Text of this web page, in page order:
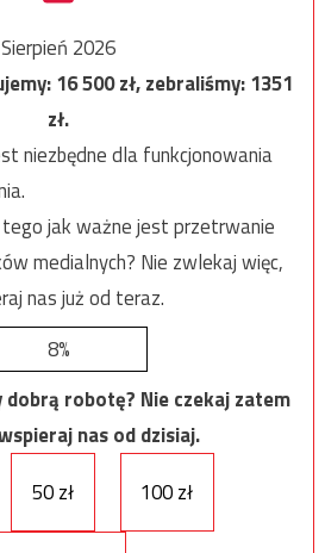
Sierpień 2026
16 500zł, zebraliśmy:1351
zł.
niezbędne dla funkcjonowania
jak ważne jest przetrwanie
medialnych? Nie zwlekaj więc,
nas już od teraz.
8%
dobrą robotę? Nie czekaj zatem
nas od dzisiaj.
50 zł 100 zł